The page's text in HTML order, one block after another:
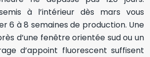
à l’intérieur dès mars vous
6 à 8 semaines de production. Une
d’une fenêtre orientée sud ou un
d’appoint fluorescent suffisent